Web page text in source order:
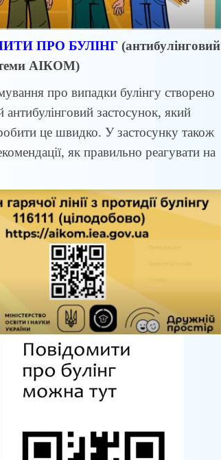
ПРО БУЛІНГ (антибулінговий
АІКОМ)
про випадки булінгу створено
антибулінговий застосунок, який
це швидко. У застосунку також
як правильно реагувати на